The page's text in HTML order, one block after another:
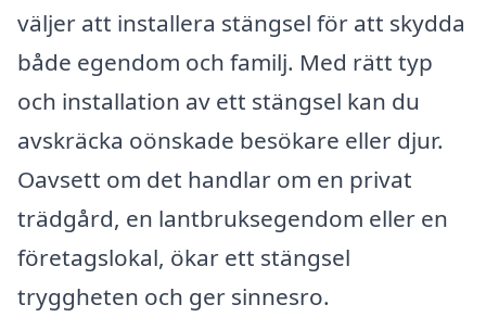
väljer att installera stängsel för att skydda
både egendom och familj. Med rätt typ
och installation av ett stängsel kan du
avskräcka oönskade besökare eller djur.
Oavsett om det handlar om en privat
trädgård, en lantbruksegendom eller en
företagslokal, ökar ett stängsel
tryggheten och ger sinnesro.